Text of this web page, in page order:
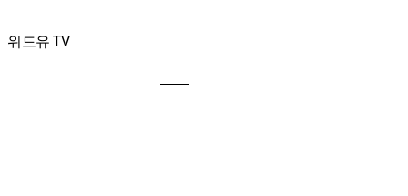
위드유 TV